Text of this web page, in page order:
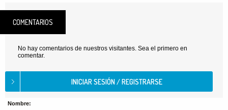
COMENTARIOS
No hay comentarios de nuestros visitantes. Sea el primero en
comentar.
Nombre: